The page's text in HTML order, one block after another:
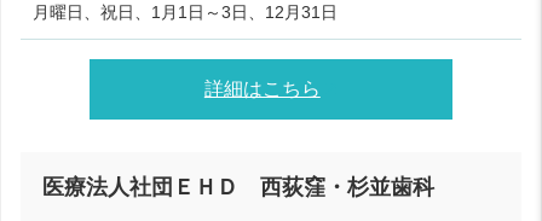
月曜日、祝日、1月1日～3日、12月31日
詳細はこちら
医療法人社団ＥＨＤ 西荻窪・杉並歯科